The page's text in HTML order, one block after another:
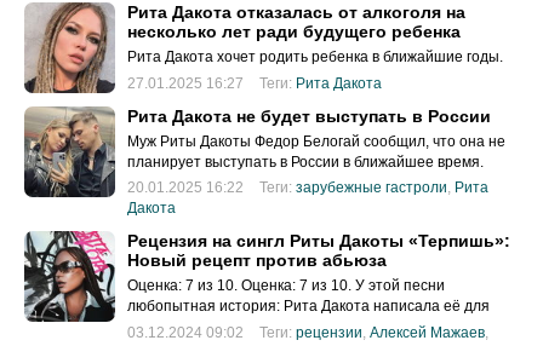
Рита Дакота отказалась от алкоголя на
несколько лет ради будущего ребенка
Рита Дакота хочет родить ребенка в ближайшие годы.
27.01.2025 16:27
Теги: Рита Дакота
Рита Дакота не будет выступать в России
Муж Риты Дакоты Федор Белогай сообщил, что она не
планирует выступать в России в ближайшее время.
20.01.2025 16:22
Теги: зарубежные гастроли, Рита
Дакота
Рецензия на сингл Риты Дакоты «Терпишь»:
Новый рецепт против абьюза
Оценка: 7 из 10. Оценка: 7 из 10. У этой песни
любопытная история: Рита Дакота написала её для
проекта Artik & Asti, причём, по её словам, буквально за
03.12.2024 09:02 Теги: рецензии, Алексей Мажаев,